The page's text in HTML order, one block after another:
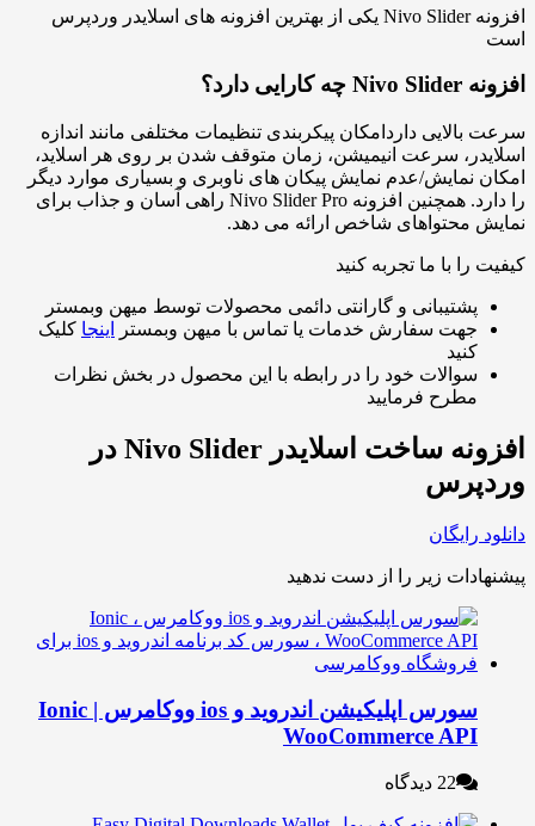
افزونه Nivo Slider یکی از بهترین افزونه های اسلایدر وردپرس
داردامکان پیکربندی تنظیمات مختلفی مانند اندازه
سرعت انیمیشن، زمان متوقف شدن بر روی هر اسلاید،
عدم نمایش پیکان های ناوبری و بسیاری موارد دیگر
را دارد. همچنین افزونه Nivo Slider Pro راهی آسان و جذاب برای
شاخص ارائه می دهد.
با ما تجربه کنید
و گارانتی دائمی محصولات توسط میهن وبمستر
سفارش خدمات یا تماس با میهن وبمستر اینجاکلیک
خود را در رابطه با این محصول در بخش نظرات
فرمایید
افزونه ساخت اسلایدر Nivo Slider در
زیر را از دست ندهید
سورس اپلیکیشن اندروید و ios ووکامرس | Ionic
WooCommerce